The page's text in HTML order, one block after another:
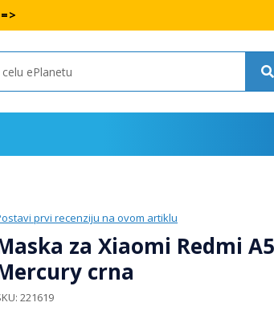
prvi recenziju na ovom artiklu
za Xiaomi Redmi
crna
221619